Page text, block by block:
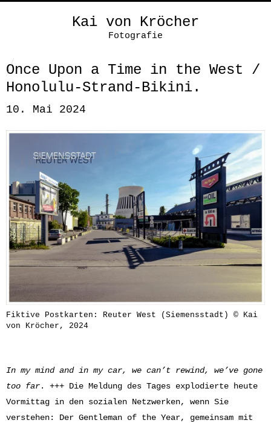
Kai von Kröcher
Fotografie
Once Upon a Time in the West /
Honolulu-Strand-Bikini.
10. Mai 2024
Fiktive Postkarten: Reuter West (Siemensstadt) © Kai
von Kröcher, 2024
In my mind and in my car, we can’t rewind, we’ve gone
too far. +++ Die Meldung des Tages explodierte heute
Vormittag in den sozialen Netzwerken, wenn Sie
verstehen: Der Gentleman of the Year, gemeinsam mit